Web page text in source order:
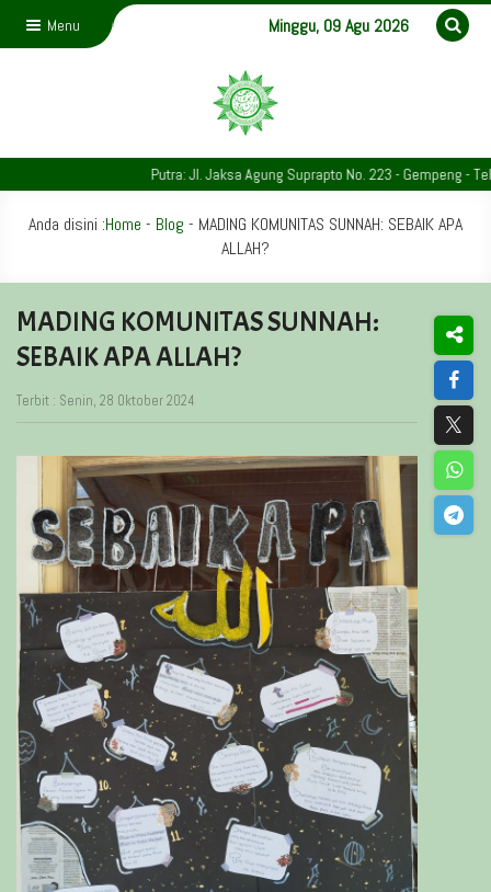
Menu Minggu, 09 Agu 2026
Putra: Jl. Jaksa Agung Suprapto No. 223 - Gempeng -
Anda disini :Home - Blog - MADING KOMUNITAS SUNNAH: SEBAIK APA
ALLAH?
MADING KOMUNITAS SUNNAH:
SEBAIK APA ALLAH?
Terbit : Senin, 28 Oktober 2024